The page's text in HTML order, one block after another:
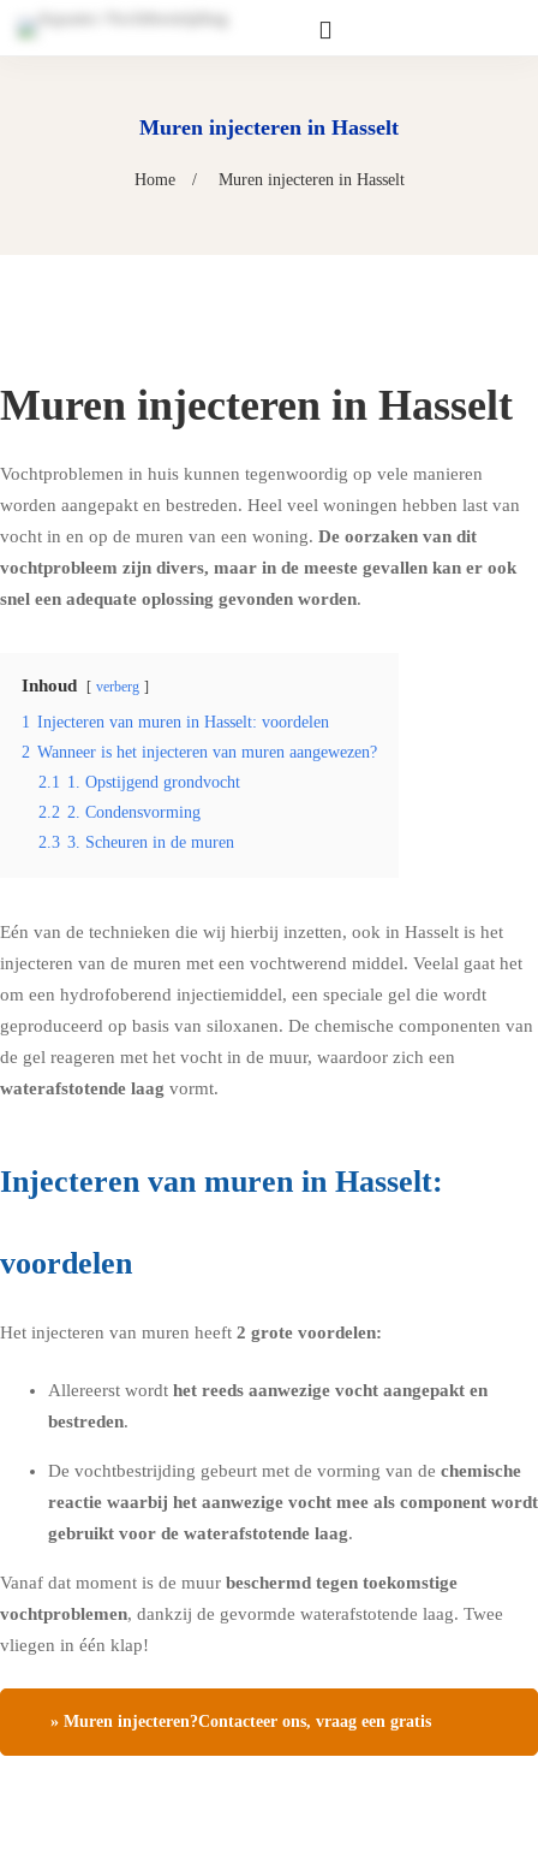
Muren injecteren in Hasselt
Home Muren injecteren in Hasselt
Muren injecteren in Hasselt
Vochtproblemen in huis kunnen tegenwoordig op vele manieren
worden aangepakt en bestreden. Heel veel woningen hebben last van
vocht in en op de muren van een woning. De oorzaken van dit
vochtprobleem zijn divers, maar in de meeste gevallen kan er ook
snel een adequate oplossing gevonden worden.
Inhoud verberg
1 Injecteren van muren in Hasselt: voordelen
2 Wanneer is het injecteren van muren aangewezen?
2.1 1. Opstijgend grondvocht
2.2 2. Condensvorming
2.3 3. Scheuren in de muren
Eén van de technieken die wij hierbij inzetten, ook in Hasselt is het
injecteren van de muren met een vochtwerend middel. Veelal gaat het
om een hydrofoberend injectiemiddel, een speciale gel die wordt
geproduceerd op basis van siloxanen. De chemische componenten van
de gel reageren met het vocht in de muur, waardoor zich een
waterafstotende laag vormt.
Injecteren van muren in Hasselt:
voordelen
Het injecteren van muren heeft 2 grote voordelen:
Allereerst wordt het reeds aanwezige vocht aangepakt en
bestreden.
De vochtbestrijding gebeurt met de vorming van de chemische
reactie waarbij het aanwezige vocht mee als component wordt
gebruikt voor de waterafstotende laag.
Vanaf dat moment is de muur beschermd tegen toekomstige
vochtproblemen, dankzij de gevormde waterafstotende laag. Twee
vliegen in één klap!
» Muren injecteren?Contacteer ons, vraag een gratis